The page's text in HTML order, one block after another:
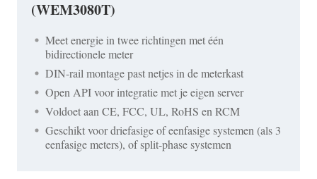
(WEM3080T)
Meet energie in twee richtingen met één
bidirectionele meter
DIN-rail montage past netjes in de meterkast
Open API voor integratie met je eigen server
Voldoet aan CE, FCC, UL, RoHS en RCM
Geschikt voor driefasige of eenfasige systemen (als 3
eenfasige meters), of split-phase systemen